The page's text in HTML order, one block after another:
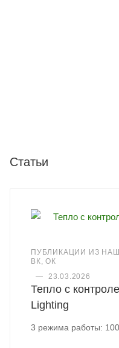
Статьи
ПУБЛИКАЦИИ ИЗ
ВК, ОК
—
23.03.2026
Тепло с
Lighting
3 режима работы: